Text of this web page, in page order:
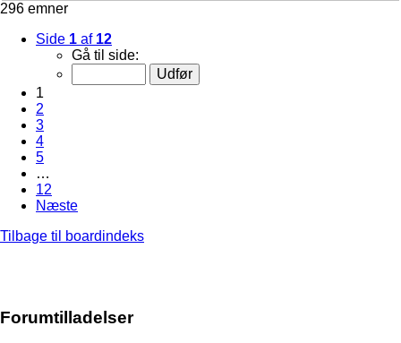
296 emner
Side 1 af 12
Gå til side:
1
2
3
4
5
…
12
Næste
Tilbage til boardindeks
Forumtilladelser